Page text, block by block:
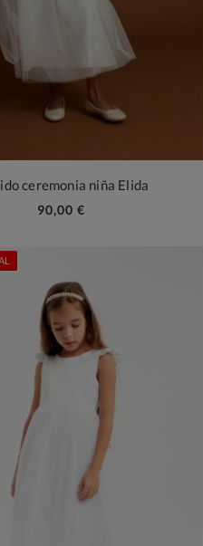
ceremonia niña Elida
90,00 €